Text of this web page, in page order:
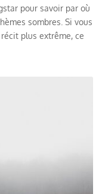
pour savoir par où
sombres. Si vous
plus extrême, ce